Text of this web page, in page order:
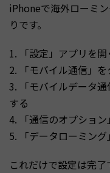
iPhoneで海外ローミ
りです。
1. 「設定」アプリを開
2. 「モバイル通信」
3. 「モバイルデータ
する
4. 「通信のオプショ
5. 「データローミン
これだけで設定は完